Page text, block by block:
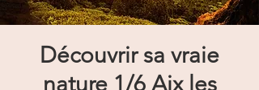
Découvrir sa vraie
nature 1/6 Aix les